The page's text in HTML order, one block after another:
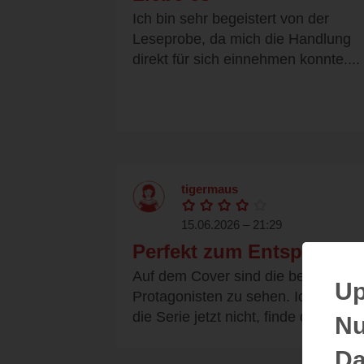
Ich bin sehr begeistert von der
Leseprobe, da mich die Handlung
direkt für sich einnehmen konnte....
tigermaus
15.06.2026 – 21:29
Perfekt zum Entspannen
Auf dem Cover sind die beiden
Protagonisten zu sehen. Ich kenne
die Serie jetzt nicht, finde den...